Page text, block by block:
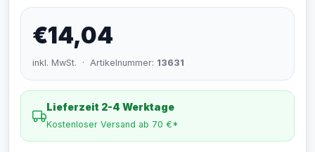
€14,04
inkl. MwSt. · Artikelnummer: 13631
Lieferzeit 2-4 Werktage
Kostenloser Versand ab 70 €*